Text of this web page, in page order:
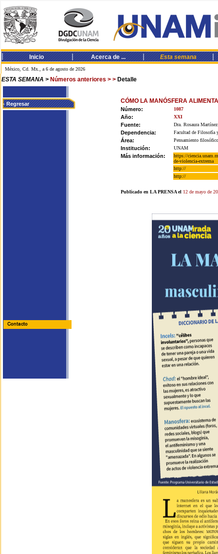
ESTA SEMANA > Números anteriores > > Detalle
- Regresar CÓMO LA MANÓSFERA
Número: 1087
Año: XXI
Fuente: Dra. Rosaura
Dependencia: Facultad de Filosofía
Área: Pensamiento
Institución: UNAM
Más información:
https://
de-violencia-extrema
http://
http://
Publicado en LA PRENSA el 12 de mayo de